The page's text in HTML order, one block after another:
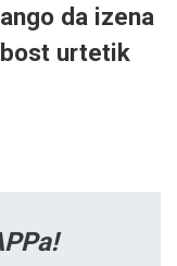
da izena
urtetik